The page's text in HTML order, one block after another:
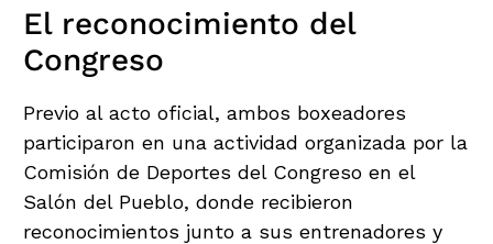
El reconocimiento del
Congreso
Previo al acto oficial, ambos boxeadores
participaron en una actividad organizada por la
Comisión de Deportes del Congreso en el
Salón del Pueblo, donde recibieron
reconocimientos junto a sus entrenadores y